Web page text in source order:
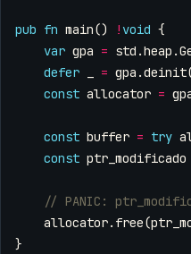
pub fn main() ! void {
var gpa = std .heap .
defer
= gpa .deinit
const allocator =
const buffer = try
const ptr_modificado
allocator. free(
}